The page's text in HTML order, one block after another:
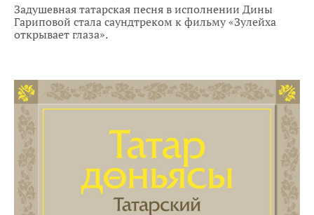
Задушевная татарская песня в исполнении Дины
Гариповой стала саундтреком к фильму «Зулейха
открывает глаза».